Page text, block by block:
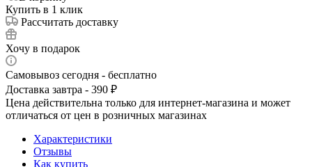
Купить в 1 клик
Рассчитать доставку
Хочу в подарок
Самовывоз сегодня - бесплатно
Доставка завтра - 390 ₽
Цена действительна только для интернет-магазина и может
отличаться от цен в розничных магазинах
Характеристики
Отзывы
Как купить